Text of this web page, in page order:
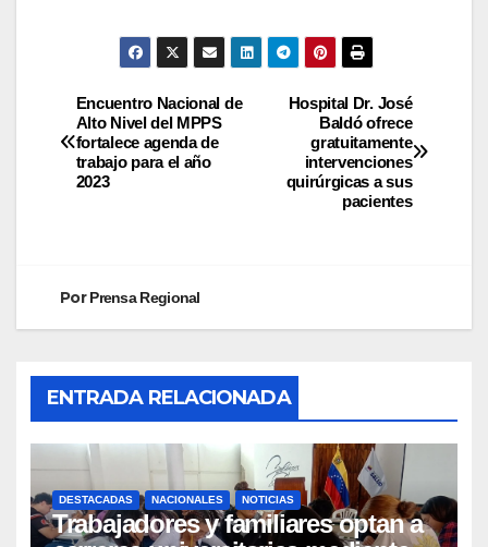
Hospital Dr. José
Baldó ofrece
gratuitamente
intervenciones
quirúrgicas a sus
pacientes
Encuentro Nacional de
Alto Nivel del MPPS
fortalece agenda de
trabajo para el año
2023
PorPrensa Regional
ENTRADA RELACIONADA
DESTACADAS NACIONALES NOTICIAS
Trabajadores y familiares optan a